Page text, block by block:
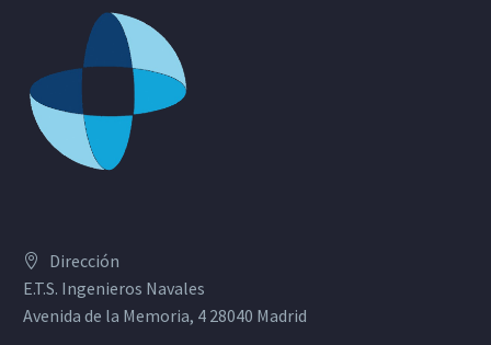
Dirección
E.T.S. Ingenieros Navales
Avenida de la Memoria, 4 28040 Madrid